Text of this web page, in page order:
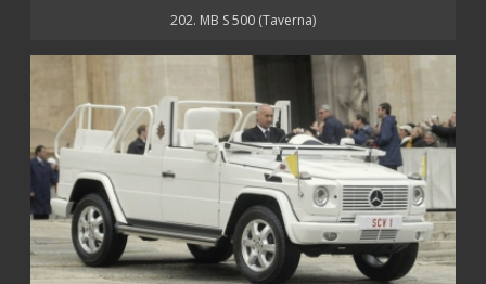
202. MB S 500 (Taverna)